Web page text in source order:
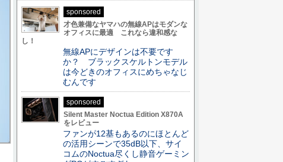
sponsored
才色兼備なヤマハの無線APはモダンな
オフィスに最適 これなら違和感な
し！
無線APにデザインは不要です
か？ ブラックスケルトンモデル
は今どきのオフィスにめちゃなじ
むんです
sponsored
Silent Master Noctua Edition X870A
をレビュー
ファンが12基もあるのにほとんど
の活用シーンで35dB以下、サイ
コムのNoctua尽くし静音ゲーミン